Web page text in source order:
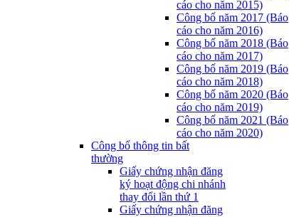
cáo cho năm 2015)
Công bố năm 2017 (Báo
cáo cho năm 2016)
Công bố năm 2018 (Báo
cáo cho năm 2017)
Công bố năm 2019 (Báo
cáo cho năm 2018)
Công bố năm 2020 (Báo
cáo cho năm 2019)
Công bố năm 2021 (Báo
cáo cho năm 2020)
Công bố thông tin bất
thường
Giấy chứng nhận đăng
ký hoạt động chi nhánh
thay đổi lần thứ 1
Giấy chứng nhận đăng